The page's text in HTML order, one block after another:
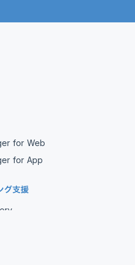
for Web
for App
グ支援